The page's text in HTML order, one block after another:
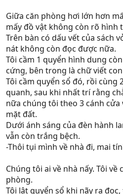
Giữa căn phòng hơi lớn hơn
mấy đồ vật không còn rõ hình
Trên bàn có dấu vết của sách
nát không còn đọc được nữa.
Tôi cầm 1 quyển hình dung
cứng, bên trong là chữ viết
Tôi cầm quyển sổ đó, rồi cùng
quanh, sau khi nhất trí rằng
nữa chúng tôi theo 3 cánh
mặt đất.
Dưới ánh sáng của đèn hành
vẫn còn trắng bệch.
-Thôi tụi mình về nhà đi, mai
Chúng tôi ai về nhà nấy. Tôi
phòng.
Tôi lật quyển sổ khi nãy ra